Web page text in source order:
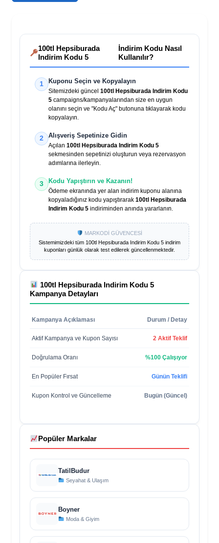
100tl Hepsiburada
Indirim Kodu 5
İndirim Kodu Nasıl
Kullanılır?
1 Kuponu Seçin ve Kopyalayın
Sitemizdeki güncel 100tl Hepsiburada Indirim Kodu
5 campaigns/kampanyalarından size en uygun
olanını seçin ve "Kodu Aç" butonuna tıklayarak kodu
kopyalayın.
2 Alışveriş Sepetinize Gidin
Açılan 100tl Hepsiburada Indirim Kodu 5
sekmesinden sepetinizi oluşturun veya rezervasyon
adımlarına ilerleyin.
3 Kodu Yapıştırın ve Kazanın!
Ödeme ekranında yer alan indirim kuponu alanına
kopyaladığınız kodu yapıştırarak 100tl Hepsiburada
Indirim Kodu 5 indiriminden anında yararlanın.
MARKODİ GÜVENCESİ
Sistemimizdeki tüm 100tl Hepsiburada Indirim Kodu 5 indirim
kuponları günlük olarak test edilerek güncellenmektedir.
100tl Hepsiburada Indirim Kodu 5
Kampanya Detayları
Kampanya Açıklaması Durum / Detay
Aktif Kampanya ve Kupon Sayısı 2 Aktif Teklif
Doğrulama Oranı %100 Çalışıyor
En Popüler Fırsat Günün Teklifi
Kupon Kontrol ve Güncelleme Bugün (Güncel)
Popüler Markalar
TatilBudur
Seyahat & Ulaşım
Boyner
Moda & Giyim